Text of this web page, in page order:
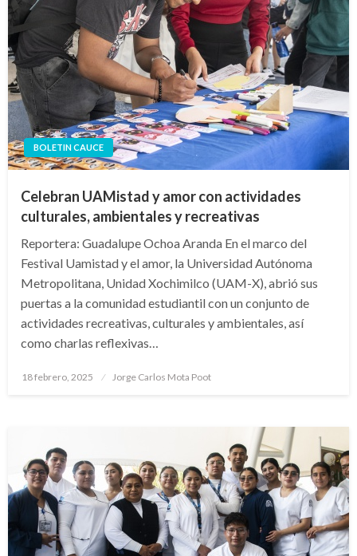
BOLETIN CAUCE
Celebran UAMistad y amor con actividades
culturales, ambientales y recreativas
Reportera: Guadalupe Ochoa Aranda En el marco del
Festival Uamistad y el amor, la Universidad Autónoma
Metropolitana, Unidad Xochimilco (UAM-X), abrió sus
puertas a la comunidad estudiantil con un conjunto de
actividades recreativas, culturales y ambientales, así
como charlas reflexivas…
Publicado
18 febrero, 2025 Jorge Carlos Mota Poot